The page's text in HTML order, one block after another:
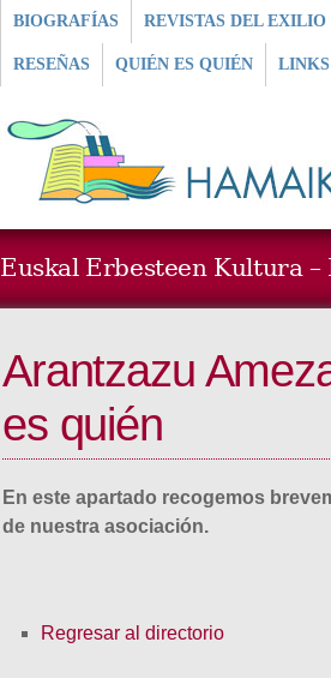
BIOGRAFÍAS REVISTAS DEL EXILIO
RESEÑAS QUIÉN ES QUIÉN LINKS
Euskal Erbesteen Kultura –
Arantzazu
es quién
En este apartado recogemos
de nuestra asociación.
Regresar al directorio